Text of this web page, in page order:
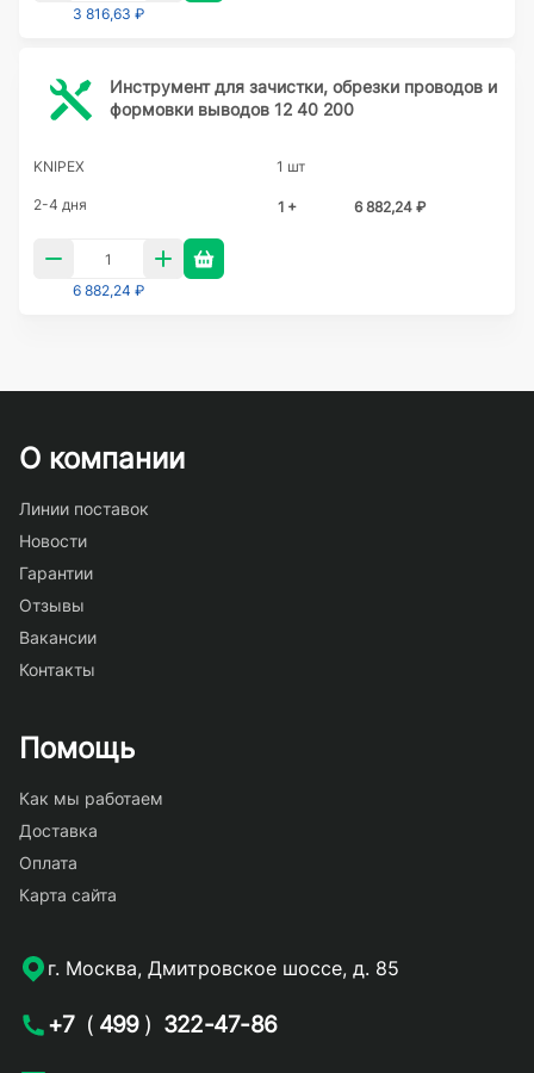
3 816,63 ₽
Инструмент для зачистки, обрезки проводов и
формовки выводов 12 40 200
KNIPEX 1 шт
2-4 дня 1 + 6 882,24 ₽
6 882,24 ₽
О компании
Линии поставок
Новости
Гарантии
Отзывы
Вакансии
Контакты
Помощь
Как мы работаем
Доставка
Оплата
Карта сайта
г. Москва, Дмитровское шоссе, д. 85
+7 ( 499 ) 322-47-86